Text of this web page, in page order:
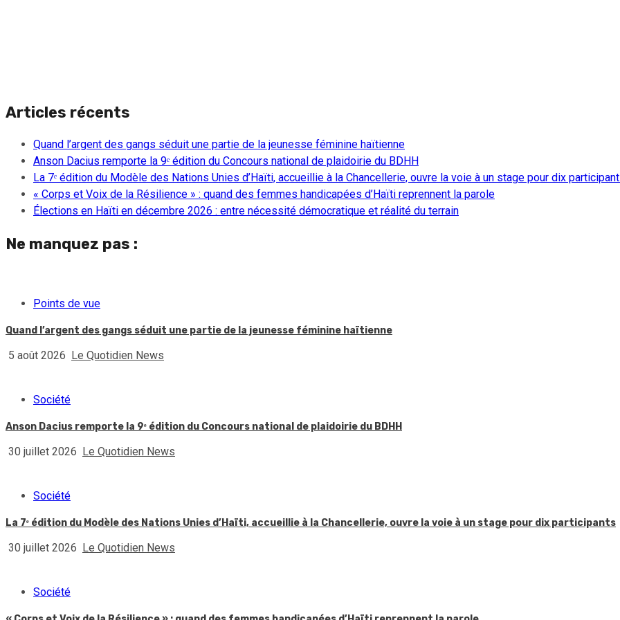
Articles récents
Quand l’argent des gangs séduit une partie de la jeunesse féminine haïtienne
Anson Dacius remporte la 9ᵉ édition du Concours national de plaidoirie du BDHH
La 7ᵉ édition du Modèle des Nations Unies d’Haïti, accueillie à la Chancellerie, ouvre la voie à un stage pour dix
« Corps et Voix de la Résilience » : quand des femmes handicapées d’Haïti reprennent la parole
Élections en Haïti en décembre 2026 : entre nécessité démocratique et réalité du terrain
Ne manquez pas :
Points de vue
Quand l’argent des gangs séduit une partie de la jeunesse féminine haïtienne
5 août 2026 Le Quotidien News
Société
Anson Dacius remporte la 9ᵉ édition du Concours national de plaidoirie du BDHH
30 juillet 2026 Le Quotidien News
Société
La 7ᵉ édition du Modèle des Nations Unies d’Haïti, accueillie à la Chancellerie, ouvre la voie à un stage pour dix participants
30 juillet 2026 Le Quotidien News
Société